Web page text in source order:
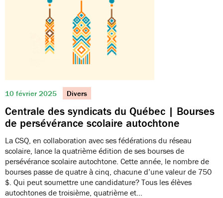
10 février 2025 Divers
Centrale des syndicats du Québec | Bourses
de persévérance scolaire autochtone
La CSQ, en collaboration avec ses fédérations du réseau
scolaire, lance la quatrième édition de ses bourses de
persévérance scolaire autochtone. Cette année, le nombre de
bourses passe de quatre à cinq, chacune d’une valeur de 750
$. Qui peut soumettre une candidature? Tous les élèves
autochtones de troisième, quatrième et…